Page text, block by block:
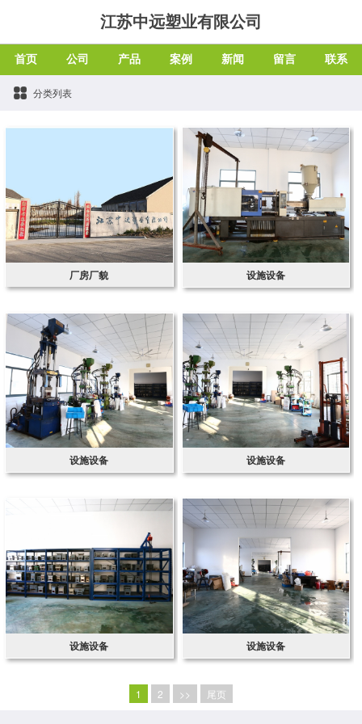
江苏中远塑业有限公司
首页 公司 产品 案例 新闻 留言 联系
分类列表
厂房厂貌 设施设备
设施设备 设施设备
设施设备 设施设备
1 2 >> 尾页